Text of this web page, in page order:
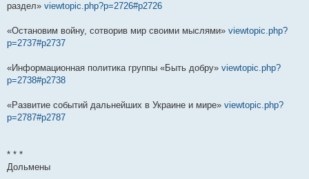
раздел» viewtopic.php?p=2726#p2726
«Остановим войну, сотворив мир своими мыслями» viewtopic.php?
p=2737#p2737
«Информационная политика группы «Быть добру» viewtopic.php?
p=2738#p2738
«Развитие событий дальнейших в Украине и мире» viewtopic.php?
p=2787#p2787
* * *
Дольмены